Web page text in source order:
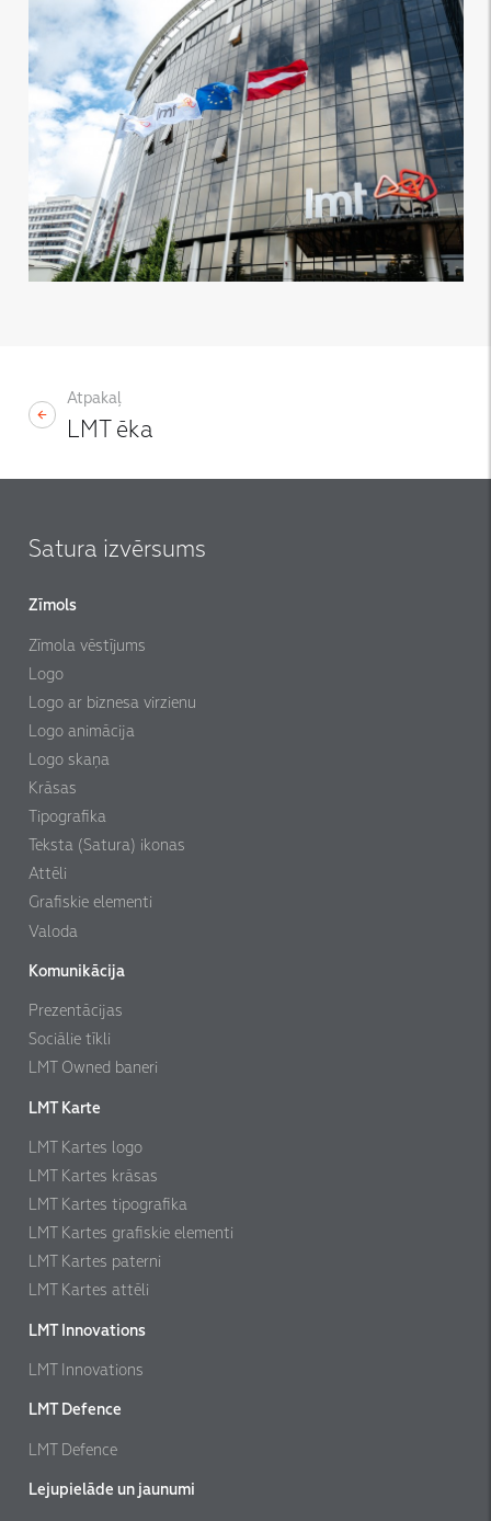
Atpakaļ
LMT ēka
Satura izvērsums
Zīmols
Zīmola vēstījums
Logo
Logo ar biznesa virzienu
Logo animācija
Logo skaņa
Krāsas
Tipografika
Teksta (Satura) ikonas
Attēli
Grafiskie elementi
Valoda
Komunikācija
Prezentācijas
Sociālie tīkli
LMT Owned baneri
LMT Karte
LMT Kartes logo
LMT Kartes krāsas
LMT Kartes tipografika
LMT Kartes grafiskie elementi
LMT Kartes paterni
LMT Kartes attēli
LMT Innovations
LMT Innovations
LMT Defence
LMT Defence
Lejupielāde un jaunumi